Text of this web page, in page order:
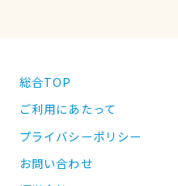
総合TOP
ご利用にあたって
プライバシーポリシー
お問い合わせ